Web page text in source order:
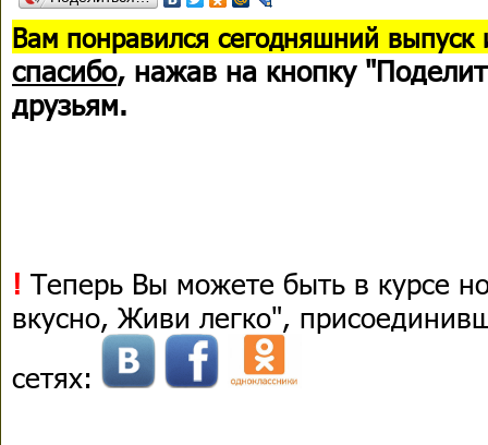
Вам понравился сегодняшний выпуск
спасибо, нажав на кнопку
друзьям.
! Теперь Вы можете быть в курсе
вкусно, Живи легко",
сетях: